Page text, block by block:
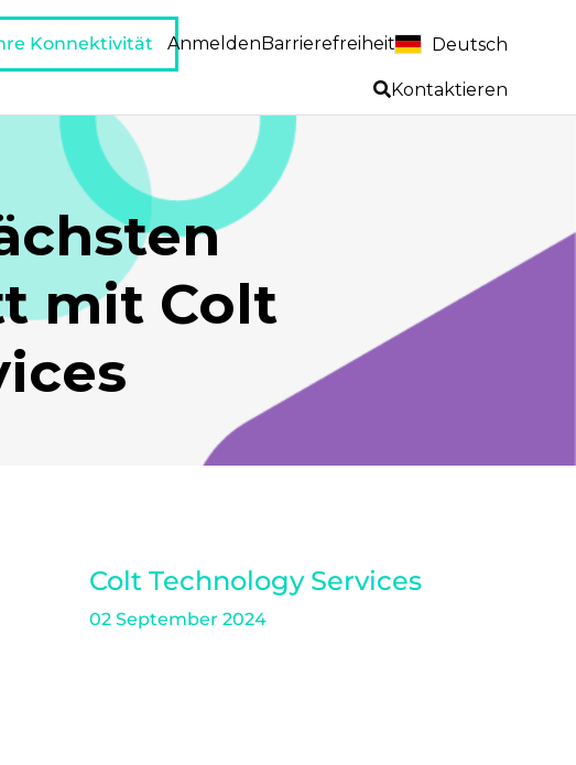
Konnektivität AnmeldenBarrierefreiheit Deutsch
Kontaktieren
mit Colt
Colt Technology Services
02 September 2024